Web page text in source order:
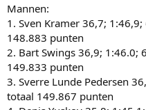
Mannen:
1. Sven Kramer 36,7;
148.883 punten
2. Bart Swings 36,9; 1:46.0;
149.833 punten
3. Sverre Lunde Pedersen
totaal 149.867 punten